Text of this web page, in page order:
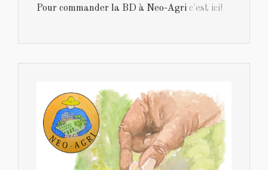
Pour commander la BD à Neo-Agri c'est ici!